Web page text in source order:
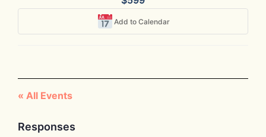
Add to Calendar
« All Events
Responses